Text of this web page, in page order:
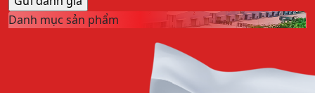
Danh mục sản phẩm